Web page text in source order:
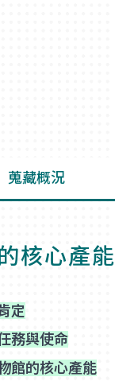
蒐藏概況
核心產能
定
與使命
核心產能